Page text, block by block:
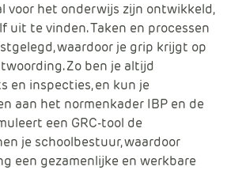
voor het onderwijs zijn ontwikkeld,
uit te vinden. Taken en processen
waardoor je grip krijgt op
Zo ben je altijd
en inspecties, en kun je
aan het normenkader IBP en de
een GRC-tool de
je schoolbestuur, waardoor
een gezamenlijke en werkbare